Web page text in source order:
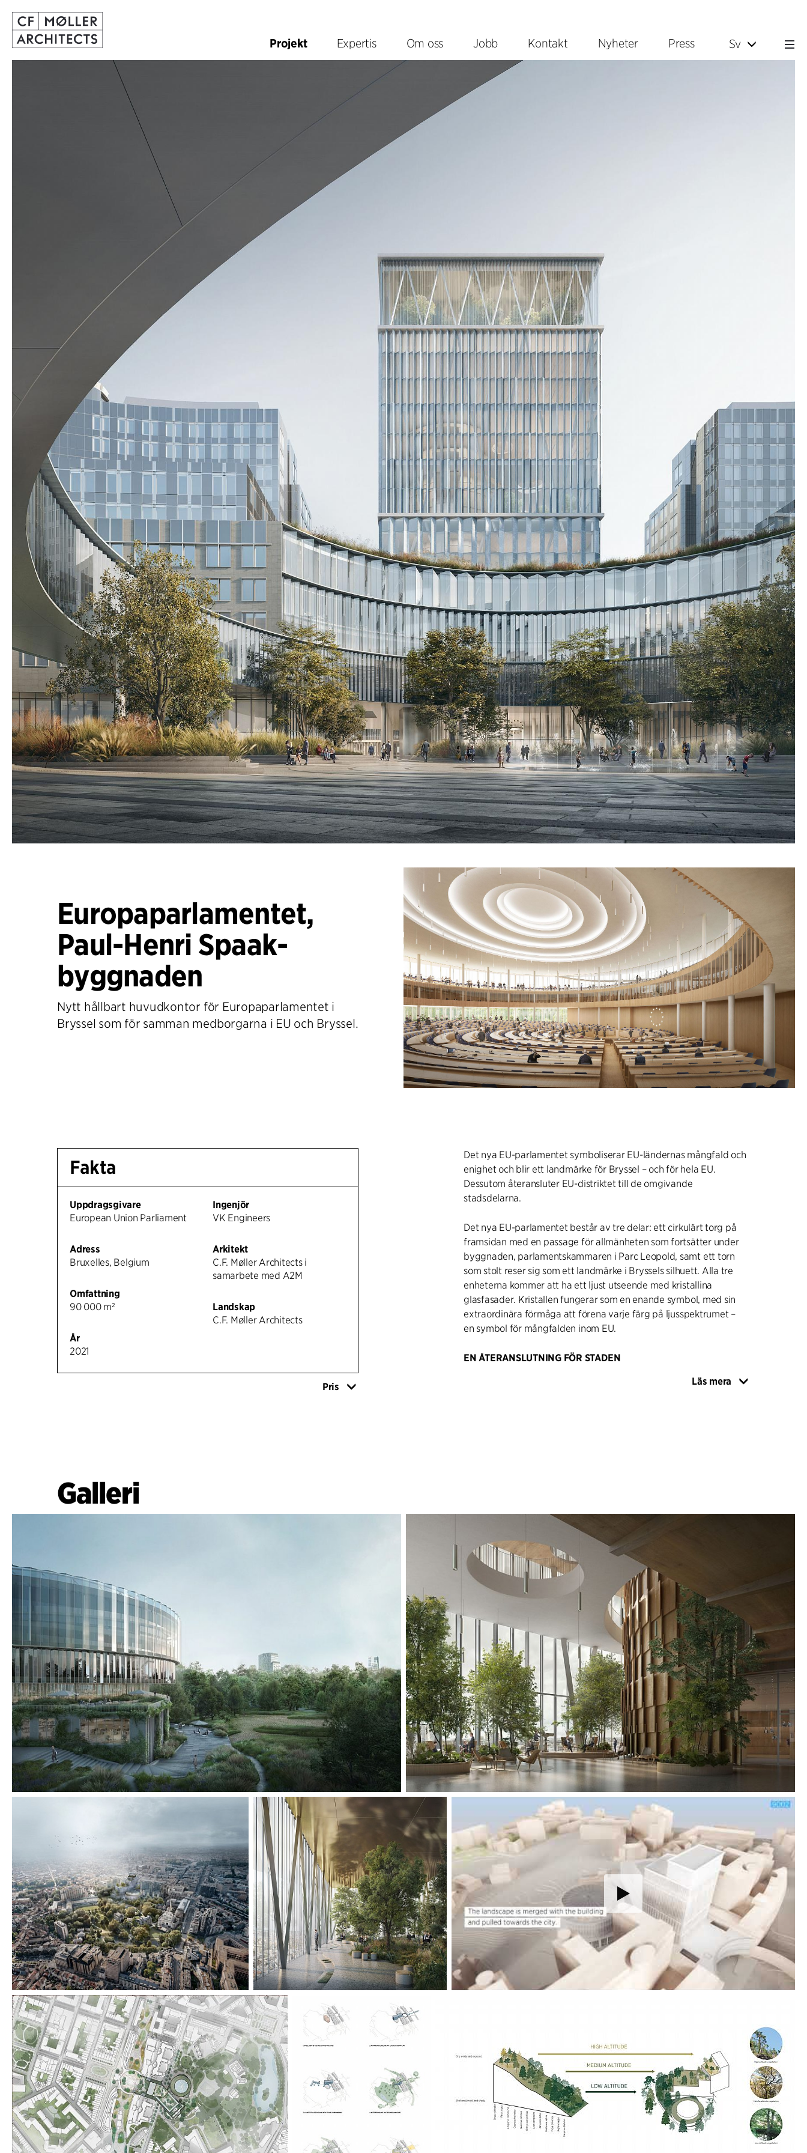
Projekt Expertis Om oss Jobb Kontakt Nyheter Press Sv
Europaparlamentet,
Paul-Henri Spaak-
byggnaden
Nytt hållbart huvudkontor för Europaparlamentet i
Bryssel som för samman medborgarna i EU och Bryssel.
Fakta
Uppdragsgivare
European Union Parliament
Adress
Bruxelles, Belgium
Omfattning
90 000 m²
År
2021
Ingenjör
VK Engineers
Arkitekt
C.F. Møller Architects i
samarbete med A2M
Landskap
C.F. Møller Architects
Pris
Det nya EU-parlamentet symboliserar EU-ländernas mångfald och
enighet och blir ett landmärke för Bryssel – och för hela EU.
Dessutom återansluter EU-distriktet till de omgivande
stadsdelarna.
Det nya EU-parlamentet består av tre delar: ett cirkulärt torg på
framsidan med en passage för allmänheten som fortsätter under
byggnaden, parlamentskammaren i Parc Leopold, samt ett torn
som stolt reser sig som ett landmärke i Bryssels silhuett. Alla tre
enheterna kommer att ha ett ljust utseende med kristallina
glasfasader. Kristallen fungerar som en enande symbol, med sin
extraordinära förmåga att förena varje färg på ljusspektrumet –
en symbol för mångfalden inom EU.
EN ÅTERANSLUTNING FÖR STADEN
Det cirkelformade torget framför byggnaden skapar en rumslig
till symmetrin i Bryssels klassiska stadsplanering. På östra sidan av
tornet finns terrasser och lummiga takträdgårdar som tycks forsa
ned för att möta natursköna Parc Leopold. De lägre våningarna
gör att tornet tycks mindre massivt och underlättar för mer
interaktion med stadens folk.
EU-parlamentet strävar efter att bli vatteneffektivt, energipositivt
och koldioxidnegativt. Fasaderna kommer att ha solpaneler, så
byggnaden blir en aktiv energiproducent. Designen gör
byggnaden till en katalysator för den sociala gemenskapen i EU-
området och Bryssel i stort. Tillsammans med cirkulära lösningar,
toppmoderna energiinstallationer och hållbara byggmetoder blir
det nya EU-parlamentet ett globalt exempel på hållbarhet.
Läs mera
Galleri